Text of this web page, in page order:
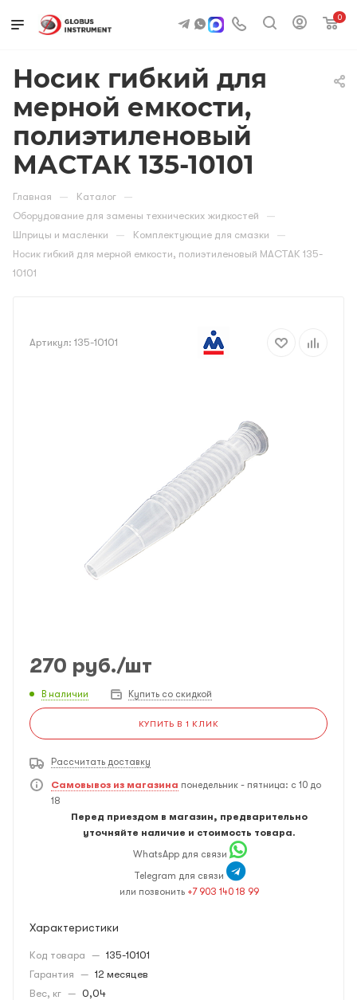
0
Носик гибкий для
мерной емкости,
полиэтиленовый
МАСТАК 135-10101
Главная — Каталог —
Оборудование для замены технических жидкостей —
Шприцы и масленки — Комплектующие для смазки —
Носик гибкий для мерной емкости, полиэтиленовый МАСТАК 135-
10101
Артикул: 135-10101
270 руб./шт
В наличии Купить со скидкой
КУПИТЬ В 1 КЛИК
Рассчитать доставку
Самовывоз из магазина понедельник - пятница: с 10 до
18
Перед приездом в магазин, предварительно
уточняйте наличие и стоимость товара.
WhatsApp для связи
Telegram для связи
или позвонить +7 903 140 18 99
Характеристики
Код товара — 135-10101
Гарантия — 12 месяцев
Вес, кг — 0,04